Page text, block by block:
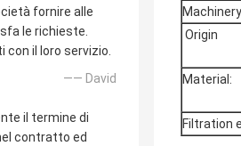
fornire alle
le richieste.
il loro servizio.
—— David
il termine di
contratto ed
Origin
Material:
Filtration